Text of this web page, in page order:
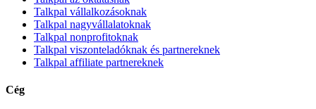
Talkpal vállalkozásoknak
Talkpal nagyvállalatoknak
Talkpal nonprofitoknak
Talkpal viszonteladóknak és partnereknek
Talkpal affiliate partnereknek
Cég